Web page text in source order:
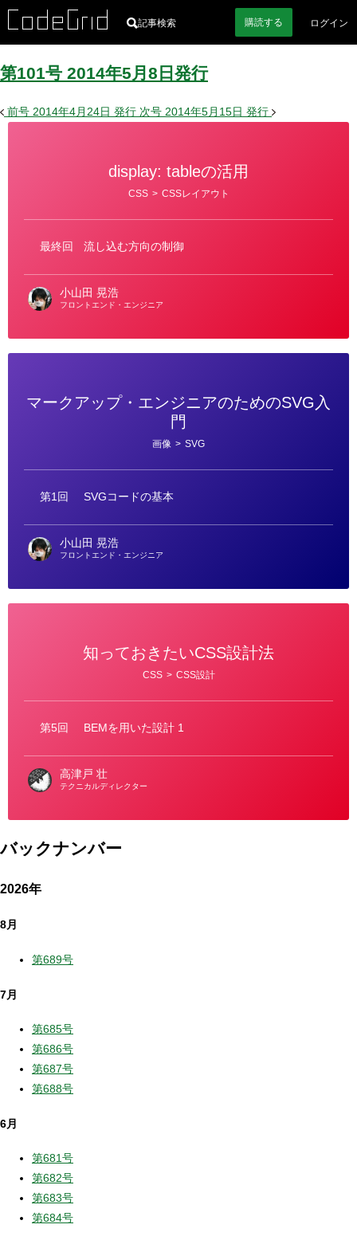
記事検索 購読する ログイン
第101号 2014年5 月 8 日 発行
前号 2014年4月24日 発行 次号 2014年5月15日 発行
display: tableの活用
CSS > CSSレイアウト
最終回 流し込む方向の制御
小山田 晃浩
フロントエンド・エンジニア
マークアップ・エンジニアのためのSVG入
門
画像 > SVG
第1回 SVGコードの基本
小山田 晃浩
フロントエンド・エンジニア
知っておきたいCSS設計法
CSS > CSS設計
第5回 BEMを用いた設計 1
高津戸 壮
テクニカルディレクター
バックナンバー
2026年
8月
第689号
7月
第685号
第686号
第687号
第688号
6月
第681号
第682号
第683号
第684号